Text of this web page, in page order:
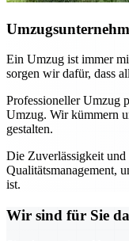
Ein Umzug ist immer
sorgen wir dafür, dass
Professioneller Umzug
Umzug. Wir kümmern
gestalten.
Die Zuverlässigkeit und
Qualitätsmanagement,
ist.
Wir sind für Sie da